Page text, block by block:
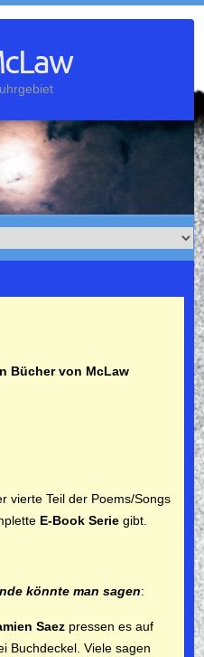
Bücher von McLaw
vierte Teil der Poems/Songs
E-Book Seriegibt.
könnte man sagen:
Saezpressen es auf
Buchdeckel. Viele sagen